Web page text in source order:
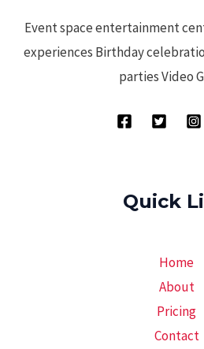
Event space entertainment
experiences Birthday
parties Video
Quick
Home
About
Pricing
Contact